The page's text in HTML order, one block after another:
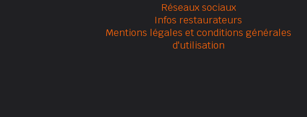
Réseaux sociaux
Infos restaurateurs
Mentions légales et conditions générales
d'utilisation